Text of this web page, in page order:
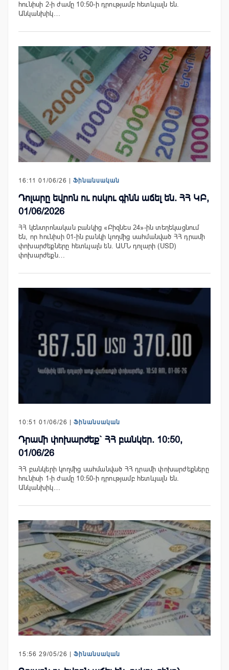
հունիսի 2-ի ժամը 10:50-ի դրությամբ հետևյալն են.
Անկանխիկ…
16:11 01/06/26 | Ֆինանսական
Դոլարը եվրոն ու ոսկու գինն աճել են. ՀՀ ԿԲ,
01/06/2026
ՀՀ կենտրոնական բանկից «Բիզնես 24»-ին տեղեկացնում
են, որ հունիսի 01-ին բանկի կողմից սահմանված ՀՀ դրամի
փոխարժեքները հետևյալն են. ԱՄՆ դոլարի (USD)
փոխարժեքն…
10:51 01/06/26 | Ֆինանսական
Դրամի փոխարժեք` ՀՀ բանկեր. 10:50,
01/06/26
ՀՀ բանկերի կողմից սահմանված ՀՀ դրամի փոխարժեքները
հունիսի 1-ի ժամը 10:50-ի դրությամբ հետևյալն են.
Անկանխիկ…
15:56 29/05/26 | Ֆինանսական